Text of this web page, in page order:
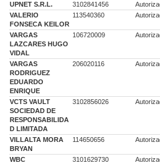
UPNET S.R.L. 3102841456
VALERIO
FONSECA KEILOR
113540360
VARGAS
LAZCARES HUGO
VIDAL
106720009
VARGAS
RODRIGUEZ
EDUARDO
ENRIQUE
206020116
VCTS VAULT
SOCIEDAD DE
RESPONSABILIDA
D LIMITADA
3102856026
VILLALTA MORA
BRYAN
114650656
WBC 3101629730